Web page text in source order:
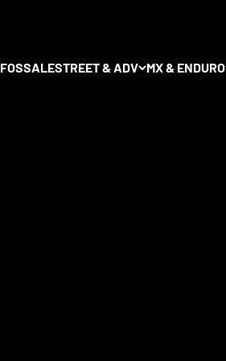
SALESTREET & ADV MX & ENDURO
Hier findest komplette